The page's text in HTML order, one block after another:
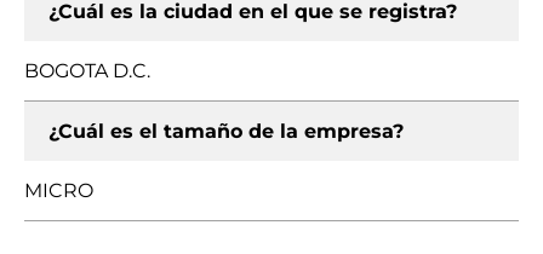
¿Cuál es la ciudad en el que se registra?
BOGOTA D.C.
¿Cuál es el tamaño de la empresa?
MICRO